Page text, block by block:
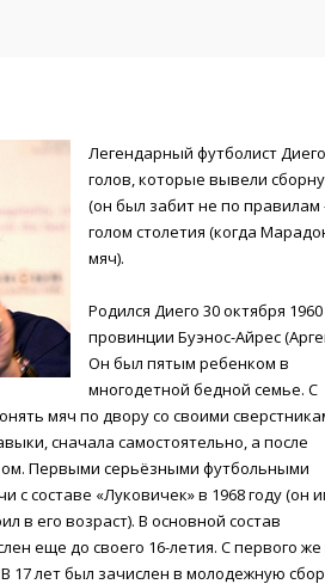
Легендарный футболист
голов, которые вывели
(он был забит не по
голом столетия (когда
мяч).
Родился Диего 30 октября
провинции Буэнос-Айрес
Он был пятым ребенком в
многодетной бедной семье. С
мяч по двору со своими
сначала самостоятельно, а после
Первыми серьёзными футбольными
составе «Луковичек» в 1968 году (он
в его возраст). В основной состав
еще до своего 16-летия. С первого
17 лет был зачислен в молодежную